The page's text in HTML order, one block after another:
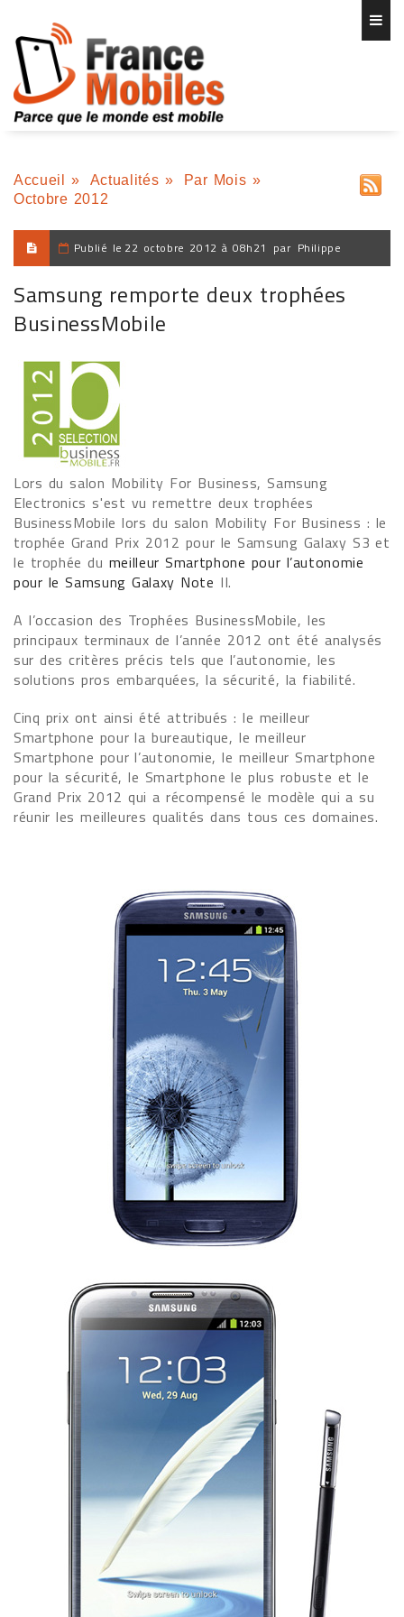
Accueil » Actualités » Par Mois »
Octobre 2012
Publié le 22 octobre 2012 à 08h21 par Philippe
Samsung remporte deux trophées
BusinessMobile
Lors du salon Mobility For Business, Samsung
Electronics s'est vu remettre deux trophées
BusinessMobile lors du salon Mobility For Business : le
trophée Grand Prix 2012 pour le Samsung Galaxy S3 et
le trophée du meilleur Smartphone pour l’autonomie
pour le Samsung Galaxy Note II.
A l’occasion des Trophées BusinessMobile, les
principaux terminaux de l’année 2012 ont été analysés
sur des critères précis tels que l’autonomie, les
solutions pros embarquées, la sécurité, la fiabilité.
Cinq prix ont ainsi été attribués : le meilleur
Smartphone pour la bureautique, le meilleur
Smartphone pour l’autonomie, le meilleur Smartphone
pour la sécurité, le Smartphone le plus robuste et le
Grand Prix 2012 qui a récompensé le modèle qui a su
réunir les meilleures qualités dans tous ces domaines.